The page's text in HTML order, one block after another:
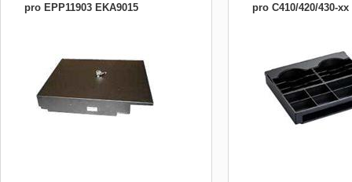
pro EPP11903 EKA9015
Typicky maloobchod, restaurace, hotely,
lékárny, služby a další. Prodejní místo
bývá většinou vybaveno následovně: PC,
případně POS terminál a ...
pro C410/420/430-xx
dochází k realizaci
Typicky maloobchod,
lékárny, služby a další.
bývá většinou vybaveno
případně POS terminál a